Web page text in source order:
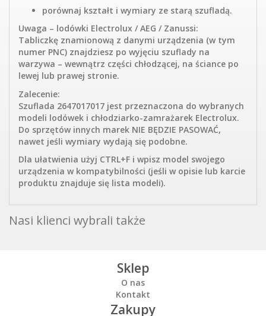
porównaj kształt i wymiary ze starą szufladą.
Uwaga – lodówki Electrolux / AEG / Zanussi:
Tabliczkę znamionową z danymi urządzenia (w tym
numer PNC) znajdziesz po wyjęciu szuflady na
warzywa – wewnątrz części chłodzącej, na ściance po
lewej lub prawej stronie.
Zalecenie:
Szuflada 2647017017 jest przeznaczona do wybranych
modeli lodówek i chłodziarko-zamrażarek Electrolux.
Do sprzętów innych marek NIE BĘDZIE PASOWAĆ,
nawet jeśli wymiary wydają się podobne.
Dla ułatwienia użyj CTRL+F i wpisz model swojego
urządzenia w kompatybilności (jeśli w opisie lub karcie
produktu znajduje się lista modeli).
Nasi klienci wybrali także
Sklep
O nas
Kontakt
Zakupy